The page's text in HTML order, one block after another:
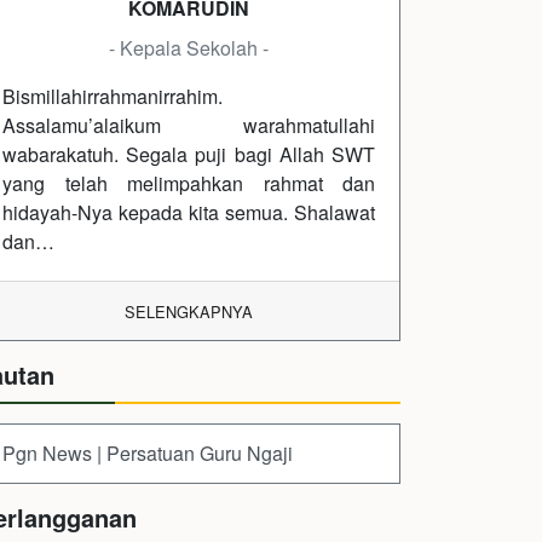
KOMARUDIN
- Kepala Sekolah -
Bismillahirrahmanirrahim.
Assalamu’alaikum warahmatullahi
wabarakatuh. Segala puji bagi Allah SWT
yang telah melimpahkan rahmat dan
hidayah-Nya kepada kita semua. Shalawat
dan…
SELENGKAPNYA
Pgn News | Persatuan Guru Ngaji